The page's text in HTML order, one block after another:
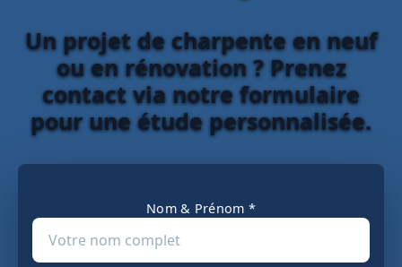
Un projet de charpente en neuf
ou en rénovation ? Prenez
contact via notre formulaire
pour une étude personnalisée.
Nom & Prénom *